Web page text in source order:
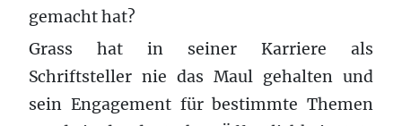
gemacht hat?
Grass hat in seiner Karriere als
Schriftsteller nie das Maul gehalten und
sein Engagement für bestimmte Themen